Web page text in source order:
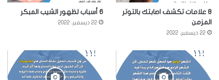
8 علامات تكشف اصابتك بالتوتر
المزمن
22 ديسمبر، 2022
6 أسباب لظهور الشيب المبكر
22 ديسمبر، 2022